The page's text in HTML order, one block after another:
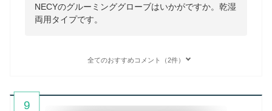
NECYのグルーミンググローブはいかがですか。乾湿
両用タイプです。
全てのおすすめコメント（2件）
9